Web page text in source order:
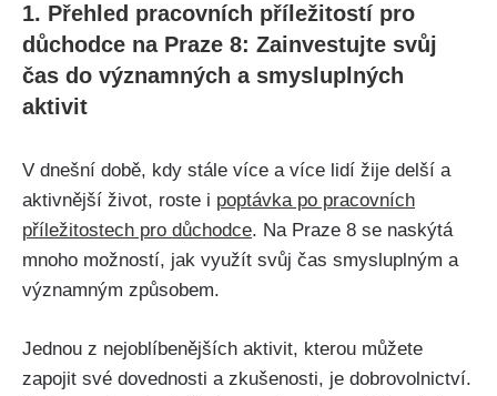
1. Přehled pracovních příležitostí pro
důchodce na Praze 8: Zainvestujte svůj
čas do významných a smysluplných
aktivit
V dnešní době, kdy stále více a více lidí žije delší a
aktivnější život, roste i poptávka po pracovních
příležitostech pro důchodce. Na Praze 8 se naskýtá
mnoho možností, jak využít svůj čas smysluplným a
významným způsobem.
Jednou z nejoblíbenějších aktivit, kterou můžete
zapojit své dovednosti a zkušenosti, je dobrovolnictví.